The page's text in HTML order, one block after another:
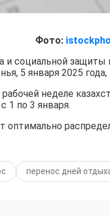
Фото:
и социальной
5 января 2025
неделе
1 по 3 января.
перенос дней